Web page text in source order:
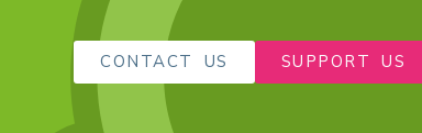
CONTACT US SUPPORT US